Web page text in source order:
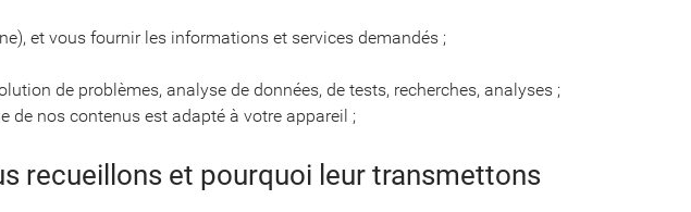
et vous fournir les informations et services demandés ;
de problèmes, analyse de données, de tests, recherches, analyses ;
de nos contenus est adapté à votre appareil ;
recueillons et pourquoi leur transmettons